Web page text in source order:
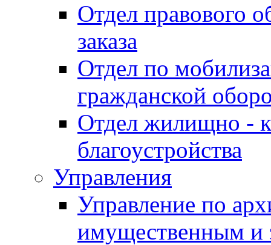
Отдел правового
заказа
Отдел по
гражданской
Отдел жилищно -
благоустройства
Управления
Управление по
имущественным и